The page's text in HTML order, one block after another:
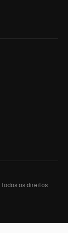
Todos os direitos